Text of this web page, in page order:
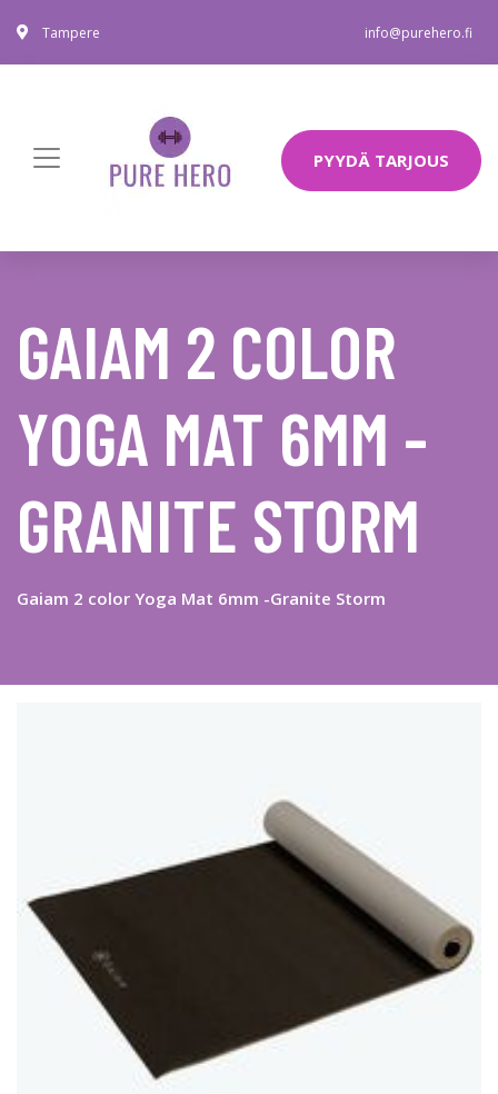
Tampere info@purehero.fi
PYYDÄ TARJOUS
GAIAM 2 COLOR
YOGA MAT 6MM -
GRANITE STORM
Gaiam 2 color Yoga Mat 6mm -Granite Storm